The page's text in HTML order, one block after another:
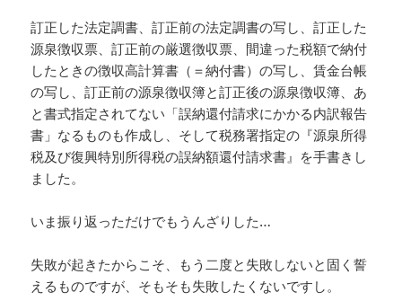
訂正した法定調書、訂正前の法定調書の写し、訂正した
源泉徴収票、訂正前の厳選徴収票、間違った税額で納付
したときの徴収高計算書（＝納付書）の写し、賃金台帳
の写し、訂正前の源泉徴収簿と訂正後の源泉徴収簿、あ
と書式指定されてない「誤納還付請求にかかる内訳報告
書」なるものも作成し、そして税務署指定の『源泉所得
税及び復興特別所得税の誤納額還付請求書』を手書きし
ました。
いま振り返っただけでもうんざりした…
失敗が起きたからこそ、もう二度と失敗しないと固く誓
えるものですが、そもそも失敗したくないですし。